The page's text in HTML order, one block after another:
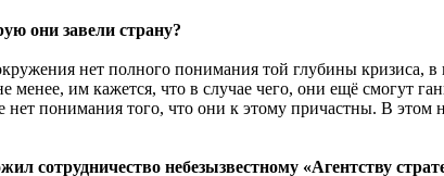
они завели страну?
нет полного понимания той глубины кризиса, в
им кажется, что в случае чего, они ещё смогут
понимания того, что они к этому причастны. В этом
небезызвестному «Агентству